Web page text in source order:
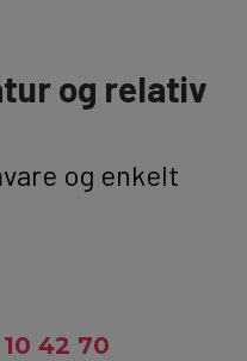
og relativ
og enkelt
42 70